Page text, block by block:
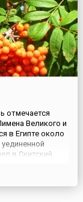
отмечается
Великого и
в Египте около
в Скитский